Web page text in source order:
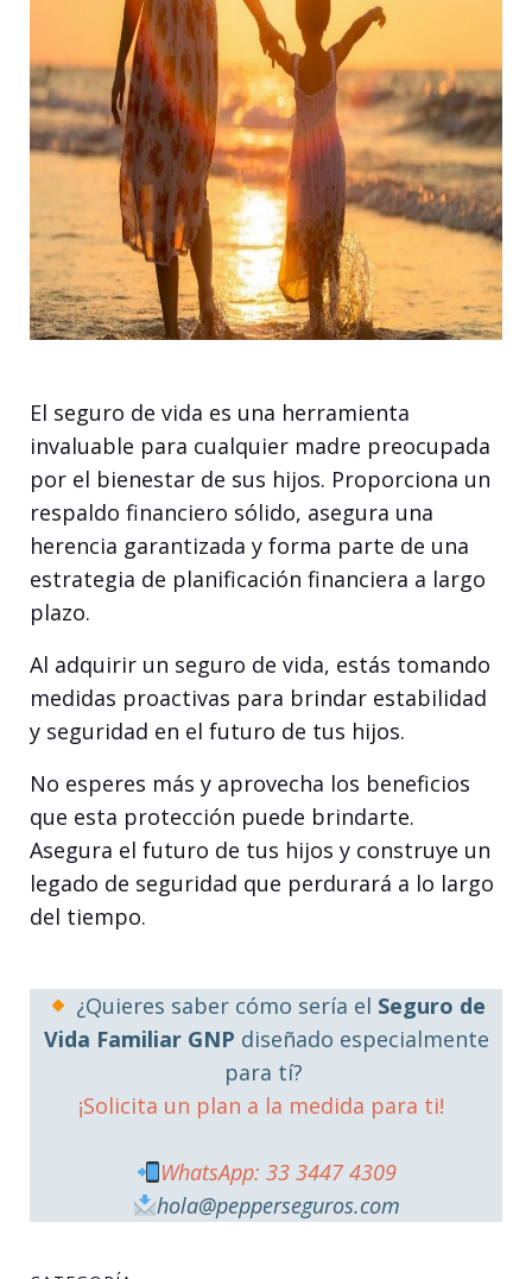
El seguro de vida es una herramienta
invaluable para cualquier madre preocupada
por el bienestar de sus hijos. Proporciona un
respaldo financiero sólido, asegura una
herencia garantizada y forma parte de una
estrategia de planificación financiera a largo
plazo.
Al adquirir un seguro de vida, estás tomando
medidas proactivas para brindar estabilidad
y seguridad en el futuro de tus hijos.
No esperes más y aprovecha los beneficios
que esta protección puede brindarte.
Asegura el futuro de tus hijos y construye un
legado de seguridad que perdurará a lo largo
del tiempo.
¿Quieres saber cómo sería el Seguro de
Vida Familiar GNP diseñado especialmente
para tí?
¡Solicita un plan a la medida para ti!
WhatsApp: 33 3447 4309
hola@pepperseguros.com